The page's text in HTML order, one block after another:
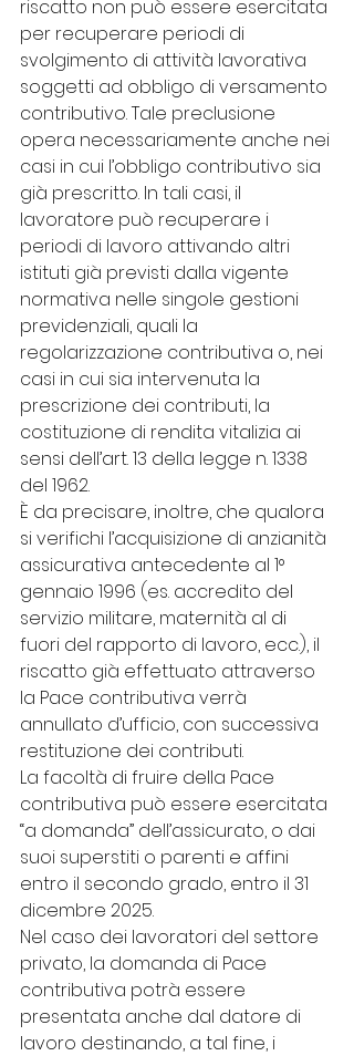
riscatto non può essere esercitata
per recuperare periodi di
svolgimento di attività lavorativa
soggetti ad obbligo di versamento
contributivo. Tale preclusione
opera necessariamente anche nei
casi in cui l’obbligo contributivo sia
già prescritto. In tali casi, il
lavoratore può recuperare i
periodi di lavoro attivando altri
istituti già previsti dalla vigente
normativa nelle singole gestioni
previdenziali, quali la
regolarizzazione contributiva o, nei
casi in cui sia intervenuta la
prescrizione dei contributi, la
costituzione di rendita vitalizia ai
sensi dell’art. 13 della legge n. 1338
del 1962.
È da precisare, inoltre, che qualora
si verifichi l’acquisizione di anzianità
assicurativa antecedente al 1°
gennaio 1996 (es. accredito del
servizio militare, maternità al di
fuori del rapporto di lavoro, ecc.), il
riscatto già effettuato attraverso
la Pace contributiva verrà
annullato d’ufficio, con successiva
restituzione dei contributi.
La facoltà di fruire della Pace
contributiva può essere esercitata
“a domanda” dell’assicurato, o dai
suoi superstiti o parenti e affini
entro il secondo grado, entro il 31
dicembre 2025.
Nel caso dei lavoratori del settore
privato, la domanda di Pace
contributiva potrà essere
presentata anche dal datore di
lavoro destinando, a tal fine, i